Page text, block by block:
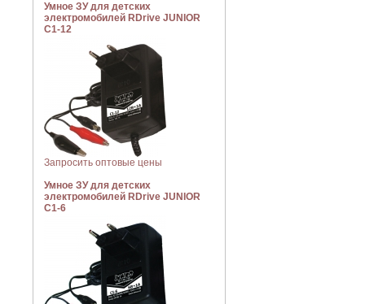
Умное ЗУ для детских
электромобилей RDrive JUNIOR
C1-12
Запросить оптовые цены
Умное ЗУ для детских
электромобилей RDrive JUNIOR
C1-6